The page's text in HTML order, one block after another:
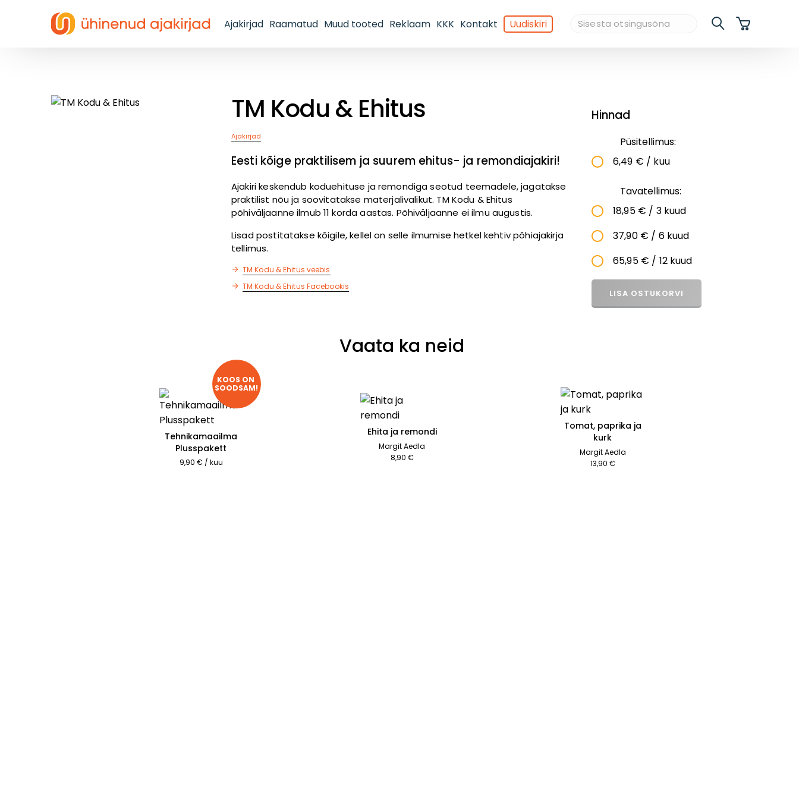
Ajakirjad Raamatud Muud tooted Reklaam KKK Kontakt Uudiskiri
TM Kodu & Ehitus
Ajakirjad
Eesti kõige praktilisem ja suurem ehitus- ja remondiajakiri!
Ajakiri keskendub koduehituse ja remondiga seotud teemadele, jagatakse
praktilist nõu ja soovitatakse materjalivalikut. TM Kodu & Ehitus
põhiväljaanne ilmub 11 korda aastas. Põhiväljaanne ei ilmu augustis.
Lisad postitatakse kõigile, kellel on selle ilmumise hetkel kehtiv põhiajakirja
tellimus.
TM Kodu & Ehitus veebis
TM Kodu & Ehitus Facebookis
Hinnad
Püsitellimus:
6,49 € / kuu
Tavatellimus:
18,95 € / 3 kuud
37,90 € / 6 kuud
65,95 € / 12 kuud
LISA OSTUKORVI
Vaata ka neid
Tehnikamaailma
Plusspakett
9,90 € / kuu
KOOS ON
SOODSAM!
Ehita ja remondi
Margit Aedla
8,90 €
Tomat, paprika ja
kurk
Margit Aedla
13,90 €